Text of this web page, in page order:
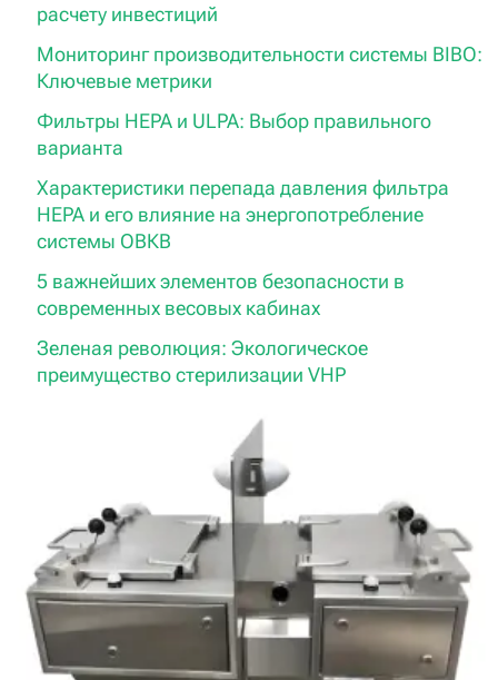
расчету инвестиций
Мониторинг производительности системы BIBO:
Ключевые метрики
Фильтры HEPA и ULPA: Выбор правильного
варианта
Характеристики перепада давления фильтра
HEPA и его влияние на энергопотребление
системы ОВКВ
5 важнейших элементов безопасности в
современных весовых кабинах
Зеленая революция: Экологическое
преимущество стерилизации VHP